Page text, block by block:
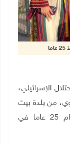
الاحتلال الإسرائيلي،
من بلدة بيت
ريما شمال غرب رام الله، بعد اعتقال دام 25 عاما في